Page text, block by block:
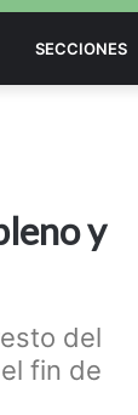
SECCIONES
y
del
fin de